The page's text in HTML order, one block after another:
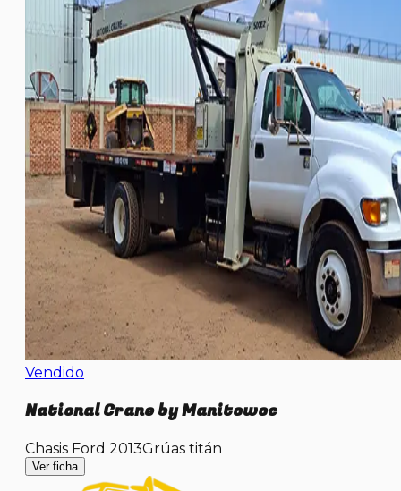
Vendido
National Crane by Manitowoc
Chasis Ford 2013Grúas titán
Ver ficha